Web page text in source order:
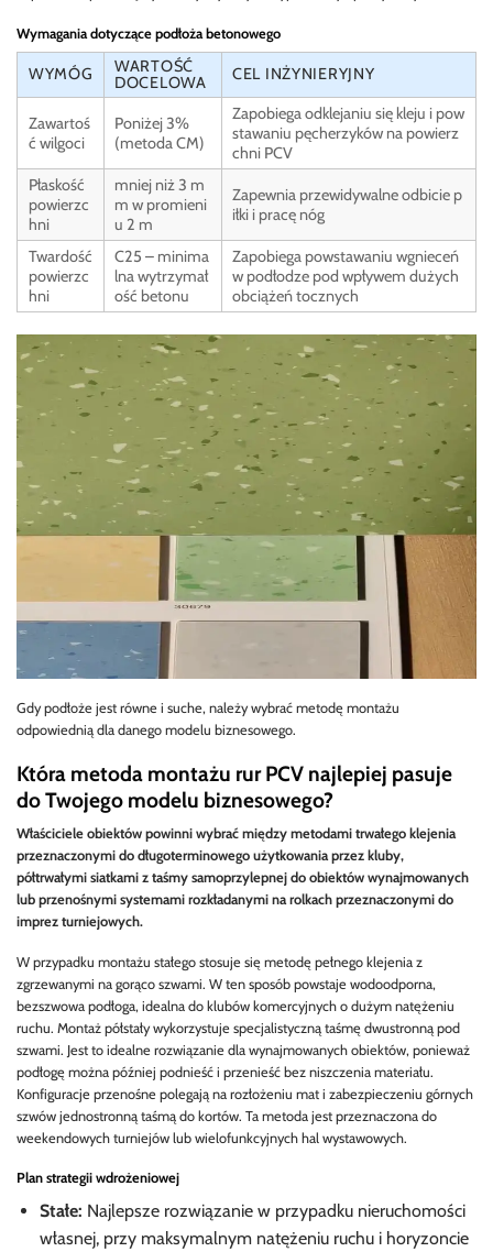
Wymagania dotyczące podłoża betonowego
WYMÓG
WARTOŚĆ
DOCELOWA
CEL INŻYNIERYJNY
Zawartoś
ć wilgoci
Poniżej 3%
(metoda CM)
Zapobiega odklejaniu się kleju i pow
stawaniu pęcherzyków na powierz
chni PCV
Płaskość
powierzc
hni
mniej niż 3 m
m w promieni
u 2 m
Zapewnia przewidywalne odbicie p
iłki i pracę nóg
Twardość
powierzc
hni
C25 – minima
lna wytrzymał
ość betonu
Zapobiega powstawaniu wgnieceń
w podłodze pod wpływem dużych
obciążeń tocznych
Gdy podłoże jest równe i suche, należy wybrać metodę montażu
odpowiednią dla danego modelu biznesowego.
Która metoda montażu rur PCV najlepiej pasuje
do Twojego modelu biznesowego?
Właściciele obiektów powinni wybrać między metodami trwałego klejenia
przeznaczonymi do długoterminowego użytkowania przez kluby,
półtrwałymi siatkami z taśmy samoprzylepnej do obiektów wynajmowanych
lub przenośnymi systemami rozkładanymi na rolkach przeznaczonymi do
imprez turniejowych.
W przypadku montażu stałego stosuje się metodę pełnego klejenia z
zgrzewanymi na gorąco szwami. W ten sposób powstaje wodoodporna,
bezszwowa podłoga, idealna do klubów komercyjnych o dużym natężeniu
ruchu. Montaż półstały wykorzystuje specjalistyczną taśmę dwustronną pod
szwami. Jest to idealne rozwiązanie dla wynajmowanych obiektów, ponieważ
podłogę można później podnieść i przenieść bez niszczenia materiału.
Konfiguracje przenośne polegają na rozłożeniu mat i zabezpieczeniu górnych
szwów jednostronną taśmą do kortów. Ta metoda jest przeznaczona do
weekendowych turniejów lub wielofunkcyjnych hal wystawowych.
Plan strategii wdrożeniowej
Stałe: Najlepsze rozwiązanie w przypadku nieruchomości
własnej, przy maksymalnym natężeniu ruchu i horyzoncie